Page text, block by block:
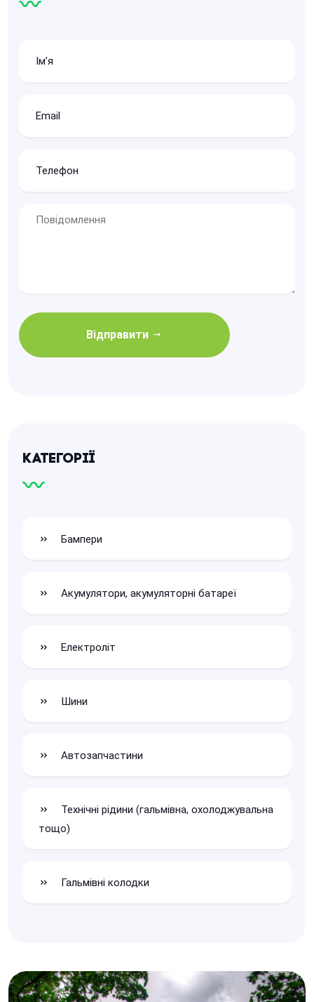
Відправити
Категорії
Бампери
Акумулятори, акумуляторні батареї
Електроліт
Шини
Автозапчастини
Технічні рідини (гальмівна, охолоджувальна
тощо)
Гальмівні колодки